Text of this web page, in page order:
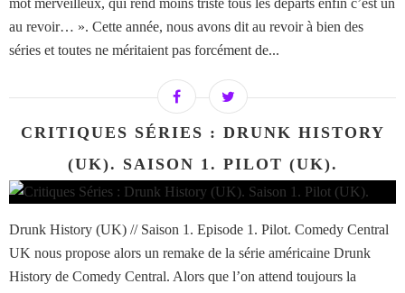
mot merveilleux, qui rend moins triste tous les départs enfin c’est un
au revoir… ». Cette année, nous avons dit au revoir à bien des
séries et toutes ne méritaient pas forcément de...
CRITIQUES SÉRIES : DRUNK HISTORY
(UK). SAISON 1. PILOT (UK).
Drunk History (UK) // Saison 1. Episode 1. Pilot. Comedy Central
UK nous propose alors un remake de la série américaine Drunk
History de Comedy Central. Alors que l’on attend toujours la